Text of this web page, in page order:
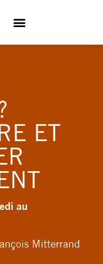
ET
au
Mitterrand